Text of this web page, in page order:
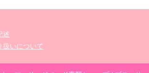
述
扱いについて